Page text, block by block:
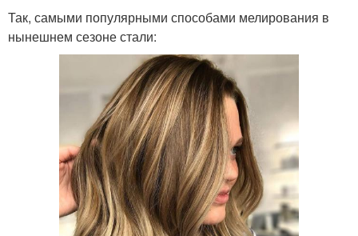
Так, самыми популярными способами мелирования в
нынешнем сезоне стали: